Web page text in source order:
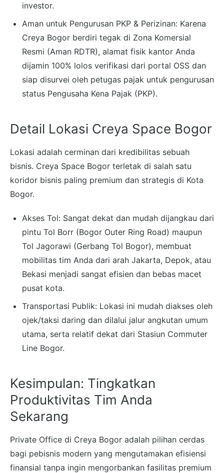
investor.
Aman untuk Pengurusan PKP & Perizinan: Karena
Creya Bogor berdiri tegak di Zona Komersial
Resmi (Aman RDTR), alamat fisik kantor Anda
dijamin 100% lolos verifikasi dari portal OSS dan
siap disurvei oleh petugas pajak untuk pengurusan
status Pengusaha Kena Pajak (PKP).
Detail Lokasi Creya Space Bogor
Lokasi adalah cerminan dari kredibilitas sebuah
bisnis. Creya Space Bogor terletak di salah satu
koridor bisnis paling premium dan strategis di Kota
Bogor.
Akses Tol: Sangat dekat dan mudah dijangkau dari
pintu Tol Borr (Bogor Outer Ring Road) maupun
Tol Jagorawi (Gerbang Tol Bogor), membuat
mobilitas tim Anda dari arah Jakarta, Depok, atau
Bekasi menjadi sangat efisien dan bebas macet
pusat kota.
Transportasi Publik: Lokasi ini mudah diakses oleh
ojek/taksi daring dan dilalui jalur angkutan umum
utama, serta relatif dekat dari Stasiun Commuter
Line Bogor.
Kesimpulan: Tingkatkan
Produktivitas Tim Anda
Sekarang
Private Office di Creya Bogor adalah pilihan cerdas
bagi pebisnis modern yang mengutamakan efisiensi
finansial tanpa ingin mengorbankan fasilitas premium